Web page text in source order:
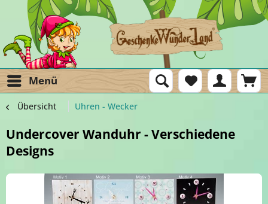
Menü
Übersicht Uhren - Wecker
Undercover Wanduhr - Verschiedene
Designs